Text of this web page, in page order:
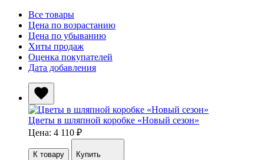
Все товары
Цена по возрастанию
Цена по убыванию
Хиты продаж
Оценка покупателей
Дата добавления
Цветы в шляпной коробке «Новый сезон»
Цена: 4 110 ₽
К товару Купить